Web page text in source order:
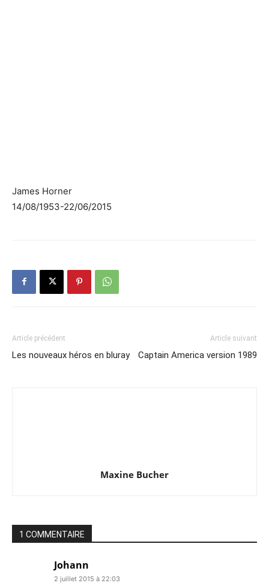
James Horner
14/08/1953-22/06/2015
Article précédent
Les nouveaux héros en bluray
Article suivant
Captain America version 1989
Maxine Bucher
1 COMMENTAIRE
Johann
2 juillet 2015 à 22:03